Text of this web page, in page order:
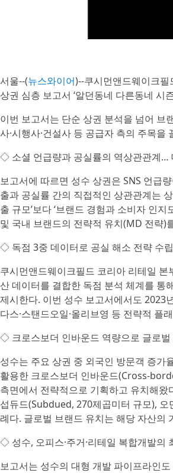
서울--(뉴스와이어)--쿠시먼앤드웨이크필
상권 심층 보고서 ‘알던동네 다른동네 시
이번 보고서는 단순 상권 분석을 넘어 브
사·시행사·건설사 등 공급자 측의 주목을
◇ 소셜 언급량과 공실률의 역상관관계…
보고서에 따르면 성수 상권은 SNS 언급
출과 공실률 간의 직접적인 상관관계는
출 규모’보다 ‘브랜드 경험과 소비자 인
및 국내 브랜드의 전략적 유치(MD 전략)
◇ 독점 3중 데이터로 공실 해소 전략 수
쿠시먼앤드웨이크필드 코리아 리테일 본
산 데이터를 결합한 독점 분석 체계를 통
제시한다. 이번 성수 보고서에서도 2023
다스·스탠드오일·올리브영 등 전략적 플
◇ 크로스보더 인바운드 역량으로 글로
성수는 주요 상권 중 외국인 방문객 증가
활용한 크로스보더 인바운드(Cross-
측면에서 전략적으로 기획하고 유치해
섭듀드(Subdued, 270제곱미터 규모),
례다. 글로벌 브랜드 유치는 해당 자산의
◇ 성수, 오피스·주거·리테일 복합개발
보고서는 성수의 대형 개발 파이프라인